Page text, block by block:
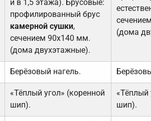
и в 1,5 этажа). Брусовые:
профилированный брус
камерной сушки,
сечением 90х140 мм.
(дома двухэтажные).
(дома
Берёзовый нагель.
«Тёплый угол» (коренной
шип).
«Тёплый
шип).